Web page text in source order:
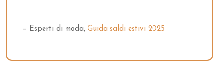
– Esperti di moda, Guida saldi estivi 2025